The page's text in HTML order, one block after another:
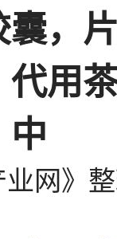
囊，
用
网》